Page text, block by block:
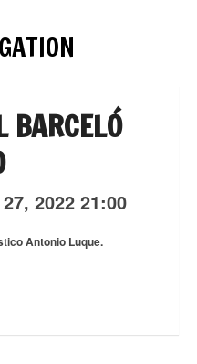
BARCELÓ
27, 2022 21:00
Antonio Luque.